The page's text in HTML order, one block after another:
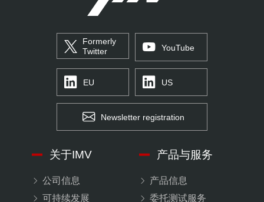
Formerly
Twitter
YouTube
EU US
Newsletter registration
关于IMV
公司信息
可持续发展
产品与服务
产品信息
委托测试服务